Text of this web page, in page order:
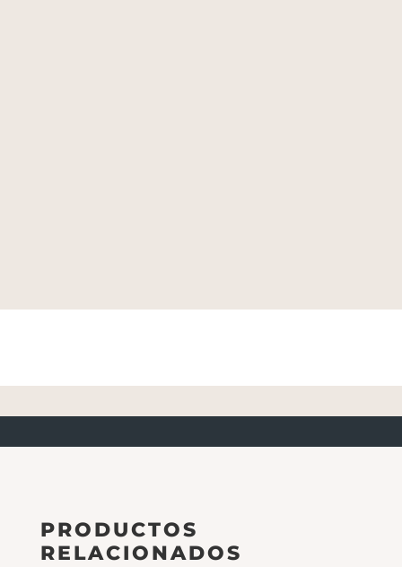
PRODUCTOS
RELACIONADOS